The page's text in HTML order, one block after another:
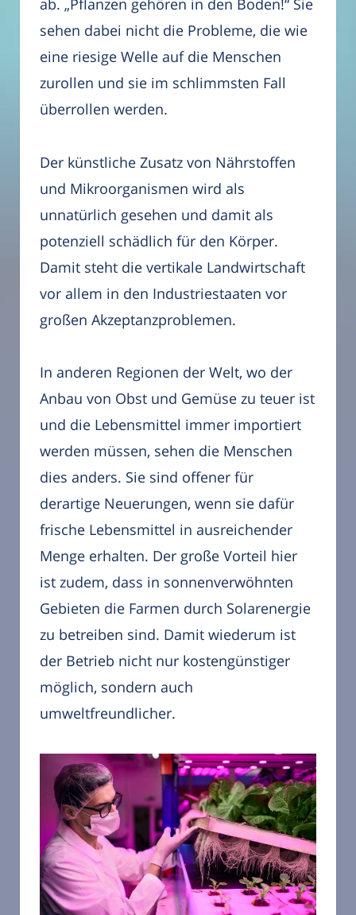
ab. „Pflanzen gehören in den Boden!“ Sie
sehen dabei nicht die Probleme, die wie
eine riesige Welle auf die Menschen
zurollen und sie im schlimmsten Fall
überrollen werden.
Der künstliche Zusatz von Nährstoffen
und Mikroorganismen wird als
unnatürlich gesehen und damit als
potenziell schädlich für den Körper.
Damit steht die vertikale Landwirtschaft
vor allem in den Industriestaaten vor
großen Akzeptanzproblemen.
In anderen Regionen der Welt, wo der
Anbau von Obst und Gemüse zu teuer ist
und die Lebensmittel immer importiert
werden müssen, sehen die Menschen
dies anders. Sie sind offener für
derartige Neuerungen, wenn sie dafür
frische Lebensmittel in ausreichender
Menge erhalten. Der große Vorteil hier
ist zudem, dass in sonnenverwöhnten
Gebieten die Farmen durch Solarenergie
zu betreiben sind. Damit wiederum ist
der Betrieb nicht nur kostengünstiger
möglich, sondern auch
umweltfreundlicher.